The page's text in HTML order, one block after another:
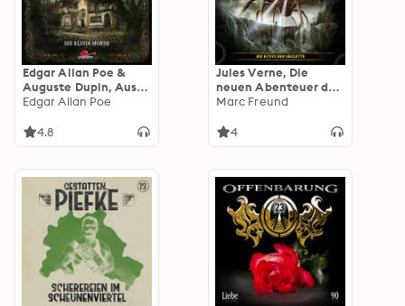
Edgar Allan Poe &
Auguste Dupin, Aus
den Archiven, Folge
Edgar Allan Poe
4.8
Jules Verne, Die
neuen Abenteuer des
Phileas Fogg, Folge
Skelette
Marc Freund
4